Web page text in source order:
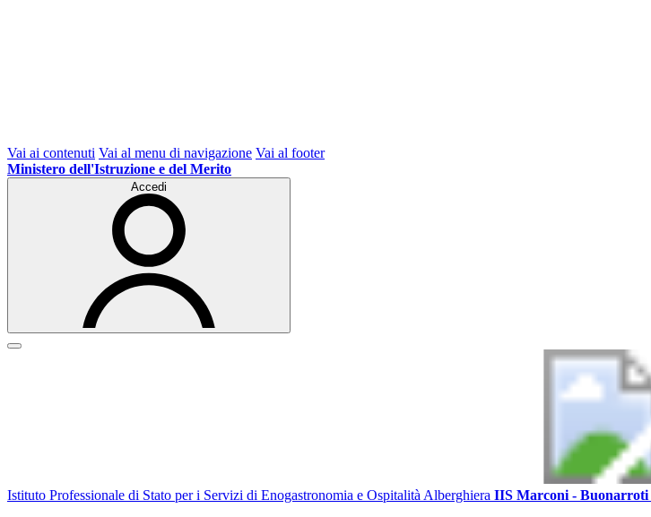
Vai ai contenuti Vai al menu di navigazione Vai al footer
Ministero dell'Istruzione e del Merito
Accedi
Istituto Professionale di Stato per i Servizi di Enogastronomia e Ospitalità Alberghiera IIS Marconi - Buonarroti